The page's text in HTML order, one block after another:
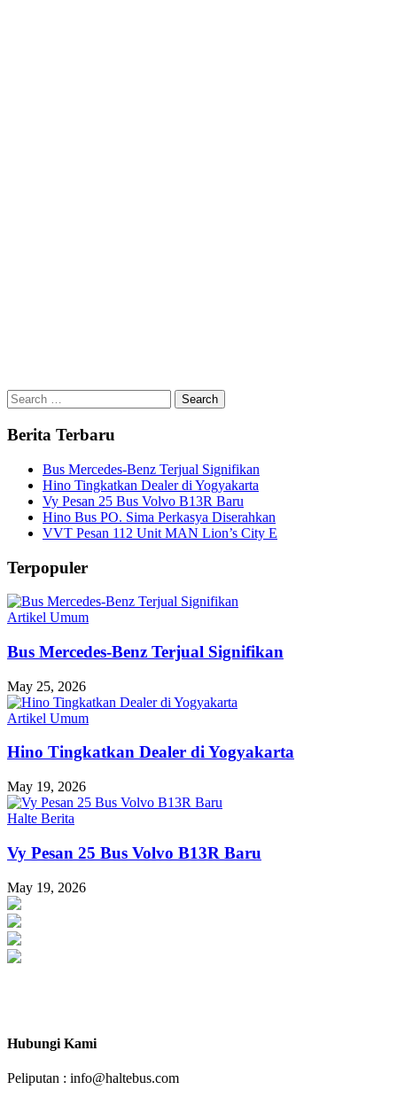
Search
for:
Berita Terbaru
Bus Mercedes-Benz Terjual Signifikan
Hino Tingkatkan Dealer di Yogyakarta
Vy Pesan 25 Bus Volvo B13R Baru
Hino Bus PO. Sima Perkasya Diserahkan
VVT Pesan 112 Unit MAN Lion’s City E
Terpopuler
Artikel Umum
Bus Mercedes-Benz Terjual Signifikan
May 25, 2026
Artikel Umum
Hino Tingkatkan Dealer di Yogyakarta
May 19, 2026
Halte Berita
Vy Pesan 25 Bus Volvo B13R Baru
May 19, 2026
Hubungi Kami
Peliputan : info@haltebus.com